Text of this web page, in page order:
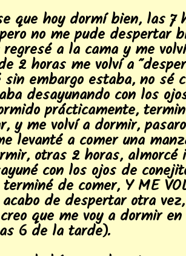
que hoy dormí bien, las 7
no me pude despertar
a la cama y me
2 horas me volví a
sin embargo estaba, no sé
desayunando con los
prácticamente,
y me volví a dormir,
levanté a comer una
otras 2 horas, almorcé
con los ojos de
de comer, Y ME
acabo de despertar otra
que me voy a dormir
6 de la tarde).